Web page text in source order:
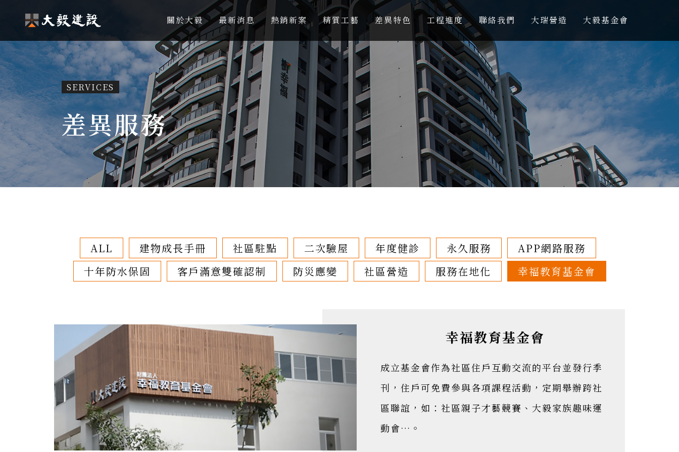
關於大毅 最新消息 熱銷新案 精質工藝 差異特色 工程進度 聯絡我們 大瑞營造 大毅基金會
SERVICES
差異服務
差異服務
ALL 建物成長手冊 社區駐點 二次驗屋 年度健診 永久服務
APP網路服務
十年防水保固
客戶滿意雙確認制 防災應變 社區營造 服務在地化 幸福教育基金會
幸福教育基金會
成立基金會作為社區住戶互動交流的平台並發行季
刊，住戶可免費參與各項課程活動，定期舉辦跨社
區聯誼，如：社區親子才藝競賽、大毅家族趣味運
動會…。